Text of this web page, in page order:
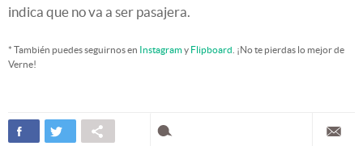
indica que no va a ser pasajera.
* También puedes seguirnos en Instagramy Flipboard . ¡No te pierdas lo mejor de
Verne!